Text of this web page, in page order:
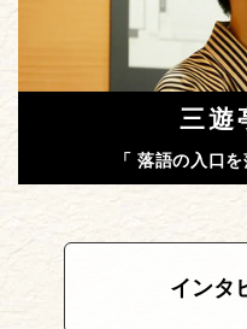
三遊
「 落語の入口
インタ